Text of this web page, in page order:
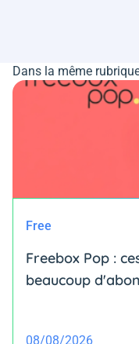
Dans la même
Free
Freebox Pop :
beaucoup
08/08/2026